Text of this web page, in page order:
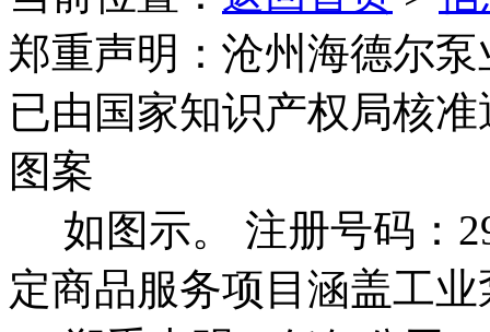
郑重声明： 沧州海德尔
已由国家知识产权局核
图案
如图示。 注册号码：
定商品服务项目涵盖工